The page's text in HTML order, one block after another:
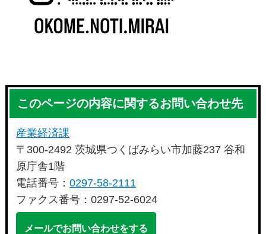
このページの内容に関するお問い合わせ先
産業経済課
〒300-2492 茨城県つくばみらい市加藤237 谷和
原庁舎1階
電話番号：0297-58-2111
ファクス番号：0297-52-6024
メールでお問い合わせをする